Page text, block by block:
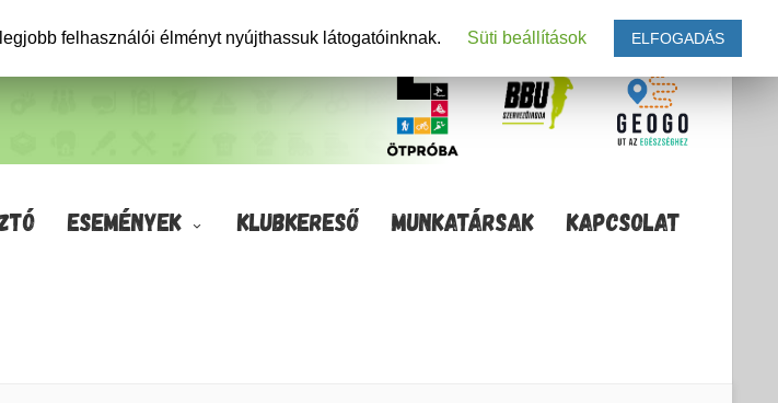
ESEMÉNYEK KLUBKERESŐ MUNKATÁRSAK KAPCSOLAT
felhasználói élményt nyújthassuk látogatóinknak. Süti beállítások ELFOGADÁS